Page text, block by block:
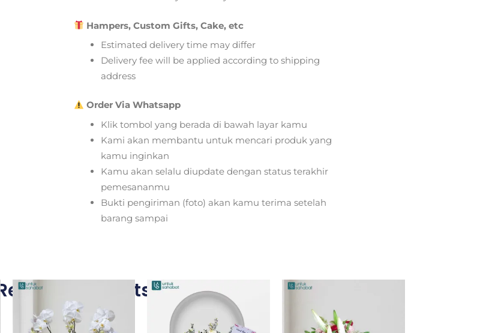
Hampers, Custom Gifts, Cake, etc
Estimated delivery time may differ
Delivery fee will be applied according to shipping
address
Order Via Whatsapp
Klik tombol yang berada di bawah layar kamu
Kami akan membantu untuk mencari produk yang
kamu inginkan
Kamu akan selalu diupdate dengan status terakhir
pemesananmu
Bukti pengiriman (foto) akan kamu terima setelah
barang sampai
Related Products